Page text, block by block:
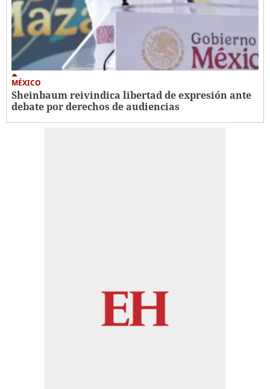
MÉXICO
Sheinbaum reivindica libertad de expresión ante
debate por derechos de audiencias